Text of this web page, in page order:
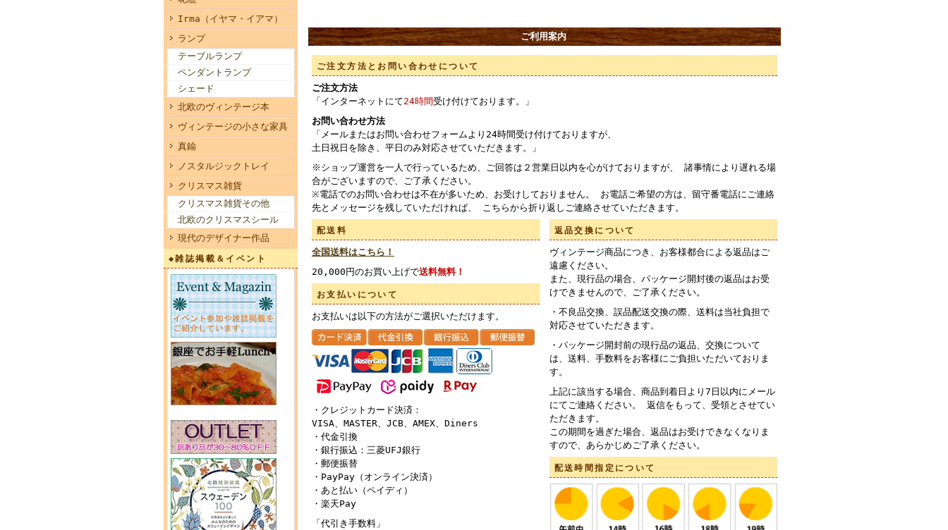
Irma（イヤマ・イアマ）
ランプ
テーブルランプ
ペンダントランプ
シェード
北欧のヴィンテージ本
ヴィンテージの小さな家具
真鍮
ノスタルジックトレイ
クリスマス雑貨
クリスマス雑貨その他
北欧のクリスマスシール
現代のデザイナー作品
◆雑誌掲載＆イベント
ご利用案内
ご注文方法とお問い合わせについて
ご注文方法
「インターネットにて24時間受け付けております。」
お問い合わせ方法
「メールまたはお問い合わせフォームより24時間受け付けておりますが、
土日祝日を除き、平日のみ対応させていただきます。」
※ショップ運営を一人で行っているため、ご回答は２営業日以内を心がけておりますが、 諸事情により遅れる場
合がございますので、ご了承ください。
※電話でのお問い合わせは不在が多いため、お受けしておりません。 お電話ご希望の方は、留守番電話にご連絡
先とメッセージを残していただければ、 こちらから折り返しご連絡させていただきます。
配送料
全国送料はこちら！
20,000円のお買い上げで送料無料！
お支払いについて
お支払いは以下の方法がご選択いただけます。
・クレジットカード決済：
VISA、MASTER、JCB、AMEX、Diners
・代金引換
・銀行振込：三菱UFJ銀行
・郵便振替
・PayPay（オンライン決済）
・あと払い（ペイディ）
・楽天Pay
「代引き手数料」
返品交換について
ヴィンテージ商品につき、お客様都合による返品はご
遠慮ください。
また、現行品の場合、パッケージ開封後の返品はお受
けできませんので、ご了承ください。
・不良品交換、誤品配送交換の際、送料は当社負担で
対応させていただきます。
・パッケージ開封前の現行品の返品、交換について
は、送料、手数料をお客様にご負担いただいておりま
す。
上記に該当する場合、商品到着日より7日以内にメール
にてご連絡ください。 返信をもって、受領とさせてい
ただきます。
この期間を過ぎた場合、返品はお受けできなくなりま
すので、あらかじめご了承ください。
配送時間指定について